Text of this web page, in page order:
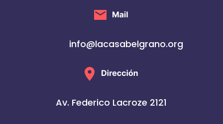
info@lacasabelgrano.org
Av. Federico Lacroze 2121